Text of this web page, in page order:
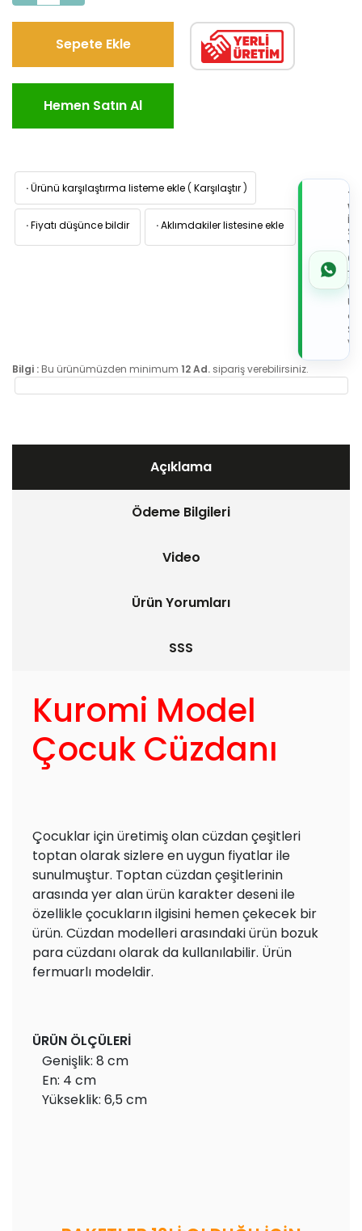
Sepete Ekle
Hemen Satın Al
·Ürünü karşılaştırma listeme ekle ( Karşılaştır )
·Fiyatı düşünce bildir ·Aklımdakiler listesine ekle
İLE
de
Bilgi : Bu ürünümüzden minimum 12 Ad. sipariş verebilirsiniz.
Açıklama
Ödeme Bilgileri
Video
Ürün Yorumları
SSS
Kuromi Model
Çocuk Cüzdanı
Çocuklar için üretimiş olan cüzdan çeşitleri
toptan olarak sizlere en uygun fiyatlar ile
sunulmuştur. Toptan cüzdan çeşitlerinin
arasında yer alan ürün karakter deseni ile
özellikle çocukların ilgisini hemen çekecek bir
ürün. Cüzdan modelleri arasındaki ürün bozuk
para cüzdanı olarak da kullanılabilir. Ürün
fermuarlı modeldir.
ÜRÜN ÖLÇÜLERİ
Genişlik: 8 cm
En: 4 cm
Yükseklik: 6,5 cm